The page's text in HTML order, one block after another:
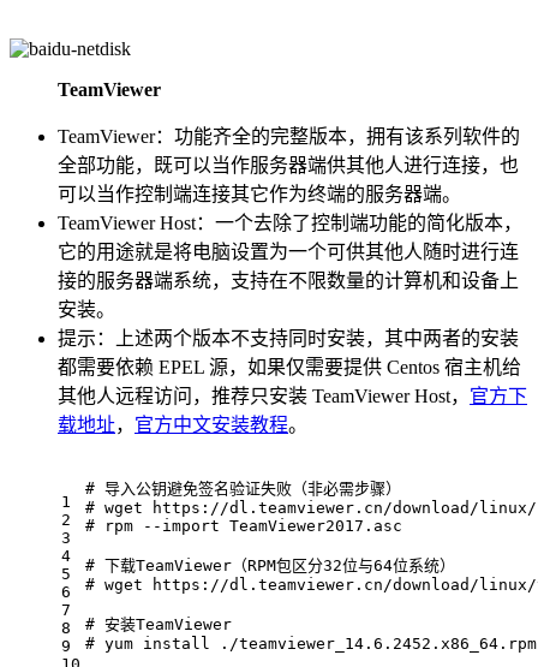
TeamViewer
TeamViewer：功能齐全的完整版本，拥有该系列软件的
全部功能，既可以当作服务器端供其他人进行连接，也
可以当作控制端连接其它作为终端的服务器端。
TeamViewer Host：一个去除了控制端功能的简化版本，
它的用途就是将电脑设置为一个可供其他人随时进行连
接的服务器端系统，支持在不限数量的计算机和设备上
安装。
提示：上述两个版本不支持同时安装，其中两者的安装
都需要依赖 EPEL 源，如果仅需要提供 Centos 宿主机给
其他人远程访问，推荐只安装 TeamViewer Host， 官方下
载地址， 官方中文安装教程。
1
2
3
4
5
6
7
8
9
# 导入公钥避免签名验证失败（非必需步骤）
# wget https://dl.teamviewer.cn/download/linux/
# rpm --import TeamViewer2017.asc
# 下载TeamViewer（RPM包区分32位与64位系统）
# wget https://dl.teamviewer.cn/download/linux/
# 安装TeamViewer
# yum install ./teamviewer_14.6.2452.x86_64.rpm